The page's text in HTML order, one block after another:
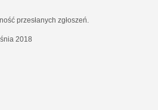
przesłanych zgłoszeń.
2018